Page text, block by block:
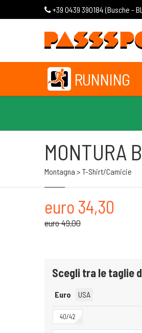
+39 0439 390184 (Busche - BL
RUNNING
MONTURA
Montagna > T-Shirt/camicie
euro 34,30
euro 49,00
Scegli tra le taglie
Euro USA
40/42